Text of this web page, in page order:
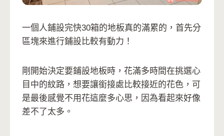
一個人鋪設完快30箱的地板真的滿累的，首先分
區塊來進行鋪設比較有動力！
剛開始決定要鋪設地板時，花滿多時間在挑選心
目中的紋路，想要讓銜接處比較接近的花色，可
是最後感覺不用花這麼多心思，因為看起來好像
差不了太多。